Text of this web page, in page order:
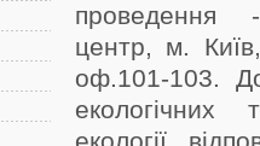
проведення -
центр, м.
оф.101-103.
екологічних